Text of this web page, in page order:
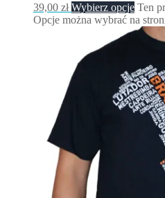
39,00 zł Wybierz opcje Ten
Opcje można wybrać na